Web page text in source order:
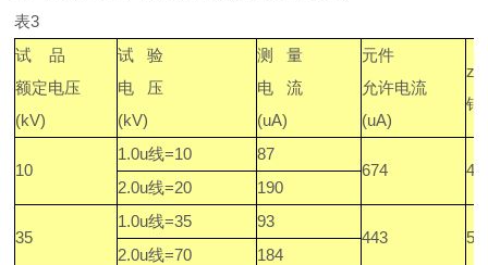
表3
试 品
额定电压
(kV)
试 验
电 压
(kV)
测
量
电 流
(uA)
元件
允许电流
(uA)
钟
10
1.0u线=10
87
674
4.5
2.0u线=20
190
35
1.0u线=35
93
443
5.5
2.0u线=70
184